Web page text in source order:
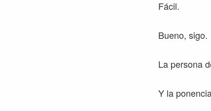
Fácil.
Bueno, sigo.
La persona
Y la